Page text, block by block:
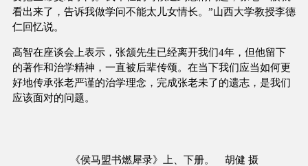
看出来了，告诉我做学问不能太儿女情长。”山西大学教授李德
仁回忆说。
高智在座谈会上表示，张颔先生已经离开我们4年，但他留下
的著作和治学精神，一直被后辈传颂。在当下我们应当如何更
好地传承张老严谨的治学理念，完成张老未了的遗志，是我们
应该面对的问题。
《侯马盟书燃犀录》上、下册。 胡健 摄